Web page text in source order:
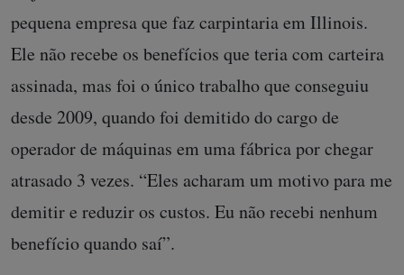
pequena empresa que faz carpintaria em Illinois.
Ele não recebe os benefícios que teria com carteira
assinada, mas foi o único trabalho que conseguiu
desde 2009, quando foi demitido do cargo de
operador de máquinas em uma fábrica por chegar
atrasado 3 vezes. “Eles acharam um motivo para me
demitir e reduzir os custos. Eu não recebi nenhum
benefício quando saí”.